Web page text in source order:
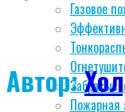
Газовое
Пожарная
Автор: